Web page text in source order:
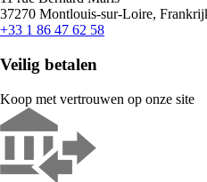
37270 Montlouis-sur-Loire,
+33 1 86 47 62 58
Veilig betalen
Koop met vertrouwen op onze site